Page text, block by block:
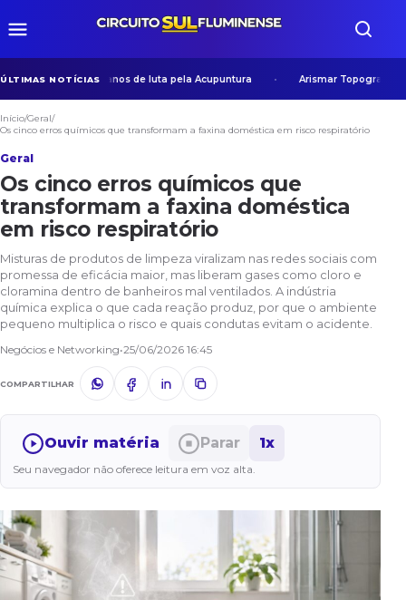
ÚLTIMAS NOTÍCIAS
após 38 anos de luta pela Acupuntura Arismar Topografia
Início/Geral/
Os cinco erros químicos que transformam a faxina doméstica em risco respiratório
Geral
Os cinco erros químicos que
transformam a faxina doméstica
em risco respiratório
Misturas de produtos de limpeza viralizam nas redes sociais com
promessa de eficácia maior, mas liberam gases como cloro e
cloramina dentro de banheiros mal ventilados. A indústria
química explica o que cada reação produz, por que o ambiente
pequeno multiplica o risco e quais condutas evitam o acidente.
Negócios e Networking•25/06/2026 16:45
COMPARTILHAR
Ouvir matéria Parar 1x
Seu navegador não oferece leitura em voz alta.